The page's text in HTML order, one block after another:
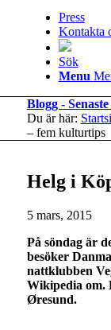
Press
Kontakta
Sök
Menu
Blogg -
Du är här:
– fem kulturtips
Helg i
5 mars, 2015
På söndag är
besöker
nattklubben
Wikipedia om.
Øresund.